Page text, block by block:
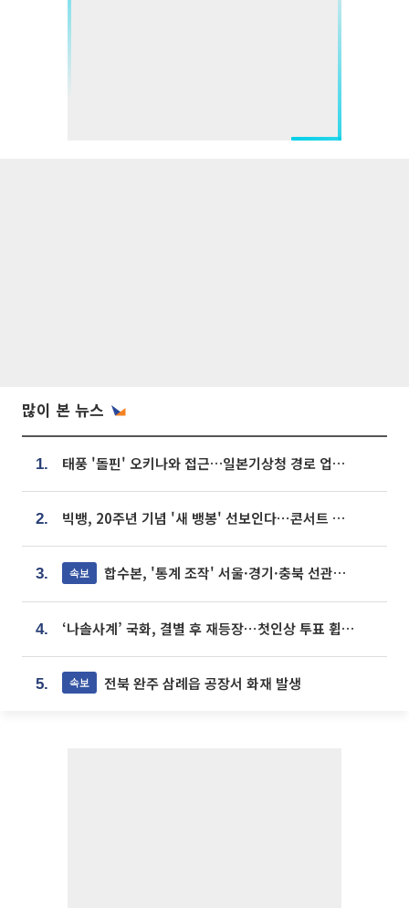
많이 본 뉴스
1. 태풍 '돌핀' 오키나와 접근…일본기상청 경로 업데이트
2. 빅뱅, 20주년 기념 '새 뱅봉' 선보인다⋯콘서트 앞두고 팝업 개최
3. 속보 합수본, '통계 조작' 서울·경기·충북 선관위 등 추가 압수수색
4. ‘나솔사계’ 국화, 결별 후 재등장⋯첫인상 투표 휩쓸고 ‘인기녀’ 등극
5. 속보 전북 완주 삼례읍 공장서 화재 발생